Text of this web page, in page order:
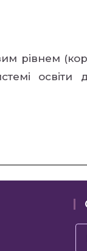
рівнем
освіти